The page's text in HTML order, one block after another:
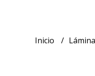
Inicio